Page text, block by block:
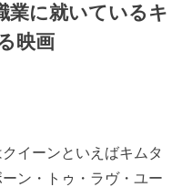
業に就いているキ
映画
イーンといえばキムタ
ン・トゥ・ラヴ・ユー